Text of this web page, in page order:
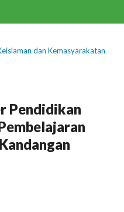
dan Kemasyarakatan
Pendidikan